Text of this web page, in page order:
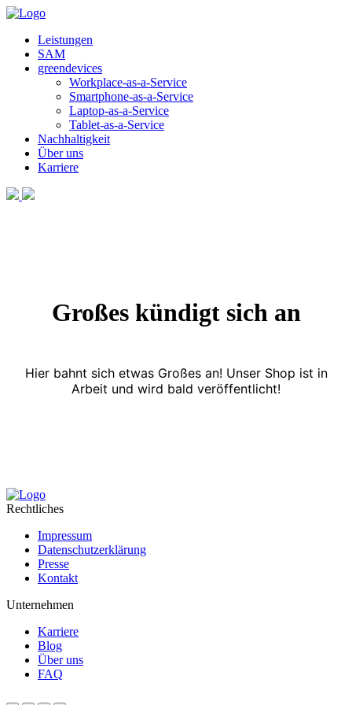
Leistungen
SAM
greendevices
Workplace-as-a-Service
Smartphone-as-a-Service
Laptop-as-a-Service
Tablet-as-a-Service
Nachhaltigkeit
Über uns
Karriere
Großes kündigt sich an
Hier bahnt sich etwas Großes an! Unser Shop ist in
Arbeit und wird bald veröffentlicht!
Rechtliches
Impressum
Datenschutzerklärung
Presse
Kontakt
Unternehmen
Karriere
Blog
Über uns
FAQ